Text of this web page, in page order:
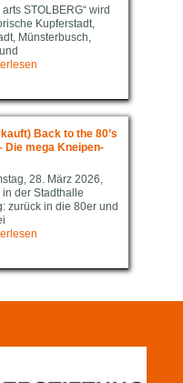
arts STOLBERG“ wird
Kupferstadt,
Münsterbusch,
Back to the 80’s
Die mega Kneipen-
28. März 2026,
in der Stadthalle
zurück in die 80er und